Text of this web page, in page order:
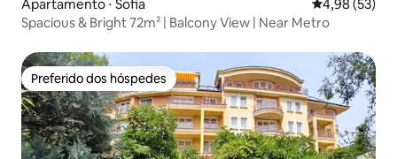
Apartamento ⋅ Sofia 4,98 de uma
4,98 (53)
Spacious & Bright 72m² | Balcony View | Near Metro
Preferido dos hóspedes
Preferido dos hóspedes